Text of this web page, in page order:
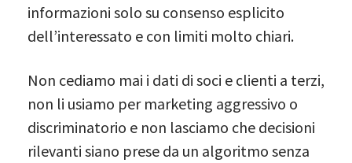
informazioni solo su consenso esplicito
dell’interessato e con limiti molto chiari.
Non cediamo mai i dati di soci e clienti a terzi,
non li usiamo per marketing aggressivo o
discriminatorio e non lasciamo che decisioni
rilevanti siano prese da un algoritmo senza